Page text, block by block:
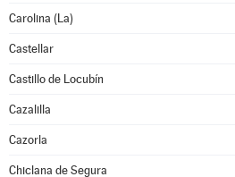
Carolina (La)
Castellar
Castillo de Locubín
Cazalilla
Cazorla
Chiclana de Segura